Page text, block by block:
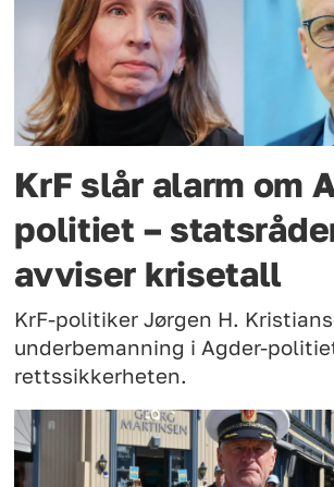
KrF slår alarm om
politiet –
avviser krisetall
KrF-politiker Jørgen H.
underbemanning i Agder-
rettssikkerheten.